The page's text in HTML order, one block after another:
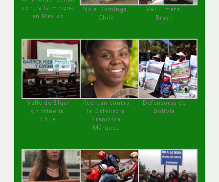
contra la minería
en México
No a Dominga,
Chile
VALE mata,
Brasil
Valle de Elqui
sin minería.
Chile
Atentan contra
la Defensora
Francisca
Márquez
Defensoras de
Bolivia